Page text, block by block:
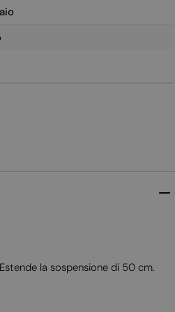
la sospensione di 50 cm.